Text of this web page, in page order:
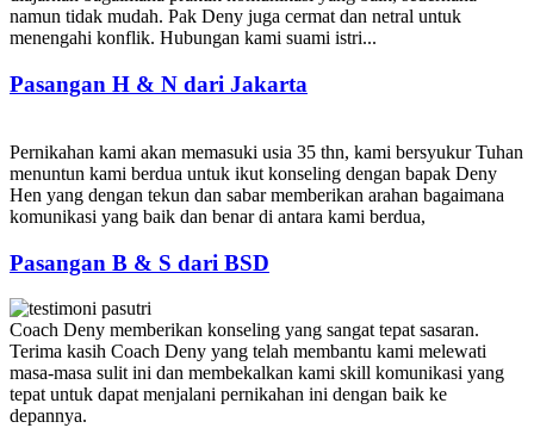
namun tidak mudah. Pak Deny juga cermat dan netral untuk
menengahi konflik. Hubungan kami suami istri...
Pasangan H & N dari Jakarta
Pernikahan kami akan memasuki usia 35 thn, kami bersyukur Tuhan
menuntun kami berdua untuk ikut konseling dengan bapak Deny
Hen yang dengan tekun dan sabar memberikan arahan bagaimana
komunikasi yang baik dan benar di antara kami berdua,
Pasangan B & S dari BSD
Coach Deny memberikan konseling yang sangat tepat sasaran.
Terima kasih Coach Deny yang telah membantu kami melewati
masa-masa sulit ini dan membekalkan kami skill komunikasi yang
tepat untuk dapat menjalani pernikahan ini dengan baik ke
depannya.